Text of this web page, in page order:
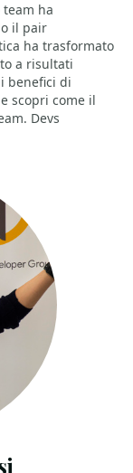
ha
il pair
ha trasformato
a risultati
benefici di
scopri come il
Devs